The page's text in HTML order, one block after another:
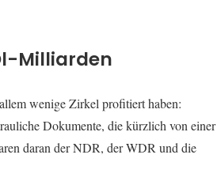
Milliarden
wenige Zirkel profitiert haben:
Dokumente, die kürzlich von einer
daran der NDR, der WDR und die